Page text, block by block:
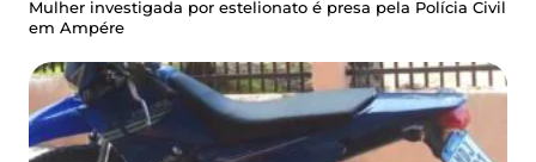
Mulher investigada por estelionato é presa pela Polícia Civil
em Ampére